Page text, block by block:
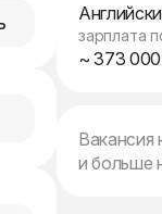
зарплата
~ 373
Вакансия
и больше